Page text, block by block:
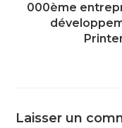
000ème
Laisser un